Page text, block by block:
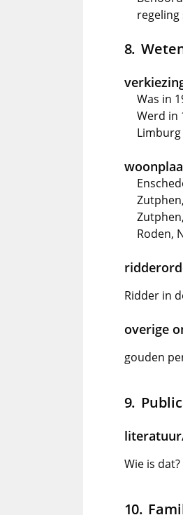
regeling
Was in
Werd in
Limburg
Roden,
Ridder in
overige
gouden
Wie is